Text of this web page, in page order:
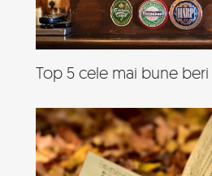
Top 5 cele mai bune